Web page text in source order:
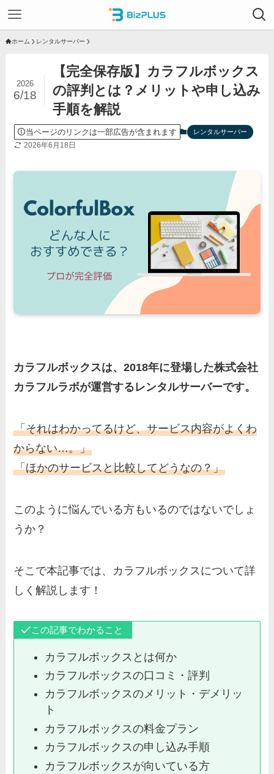
ホーム レンタルサーバー
【完全保存版】カラフルボックス
の評判とは？メリットや申し込み
手順を解説
2026
6/18
当ページのリンクは一部広告が含まれます レンタルサーバー
2026年6月18日
カラフルボックスは、2018年に登場した株式会社
カラフルラボが運営するレンタルサーバーです。
「それはわかってるけど、サービス内容がよくわ
からない…。」
「ほかのサービスと比較してどうなの？」
このように悩んでいる方もいるのではないでしょ
うか？
そこで本記事では、カラフルボックスについて詳
しく解説します！
この記事でわかること
カラフルボックスとは何か
カラフルボックスの口コミ・評判
カラフルボックスのメリット・デメリッ
ト
カラフルボックスの料金プラン
カラフルボックスの申し込み手順
カラフルボックスが向いている方